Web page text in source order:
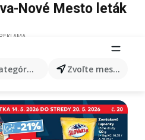
produkty... Zvoľte mesto
Nové Mesto leták
REKLAMA